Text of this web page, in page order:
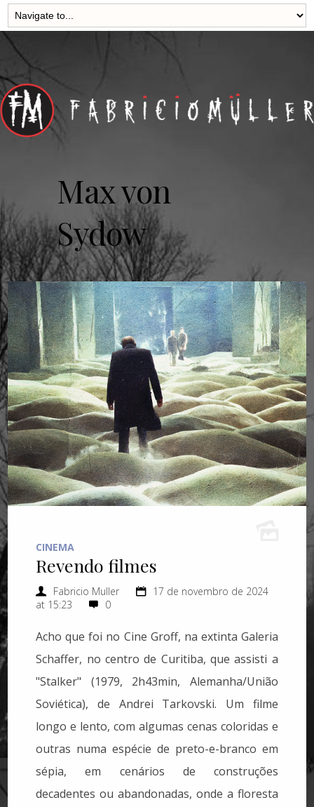
Max von
Sydow
CINEMA
Revendo filmes
Fabricio Muller
17 de novembro de 2024
at 15:23
0
Acho que foi no Cine Groff, na extinta Galeria
Schaffer, no centro de Curitiba, que assisti a
"Stalker" (1979, 2h43min, Alemanha/União
Soviética), de Andrei Tarkovski. Um filme
longo e lento, com algumas cenas coloridas e
outras numa espécie de preto-e-branco em
sépia, em cenários de construções
decadentes ou abandonadas, onde a floresta